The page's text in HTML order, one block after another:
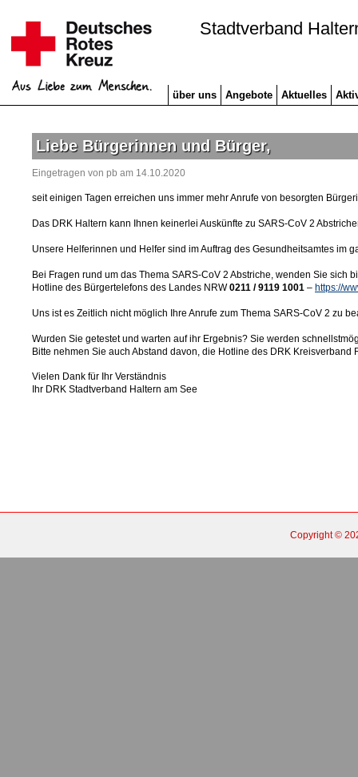
Stadtverband
über uns Angebote Aktuelles
Liebe Bürgerinnen und Bürger,
Eingetragen von pb am 14.10.2020
seit einigen Tagen erreichen uns immer mehr Anrufe von besorgten
Das DRK Haltern kann Ihnen keinerlei Auskünfte zu SARS-CoV 2
Unsere Helferinnen und Helfer sind im Auftrag des Gesundheitsamtes im
Bei Fragen rund um das Thema SARS-CoV 2 Abstriche, wenden Sie sich
Hotline des Bürgertelefons des Landes NRW0211 / 9119 1001 – https://
Uns ist es Zeitlich nicht möglich Ihre Anrufe zum Thema SARS-CoV 2 zu
Wurden Sie getestet und warten auf ihr Ergebnis? Sie werden
Bitte nehmen Sie auch Abstand davon, die Hotline des DRK Kreisverband
Vielen Dank für Ihr Verständnis
Ihr DRK Stadtverband Haltern am See
Copyright ©